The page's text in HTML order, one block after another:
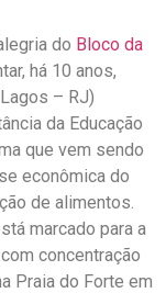
do Bloco da
há 10 anos,
– RJ)
da Educação
que vem sendo
econômica do
de alimentos.
marcado para a
concentração
Praia do Forte em